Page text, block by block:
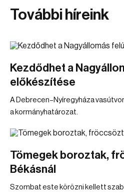
További híreink
Kezdődhet a
előkészítése
A Debrecen–Nyíregyháza
a kormányhatározat.
Tömegek boroztak,
Békásnál
Szombat este körözni kellett